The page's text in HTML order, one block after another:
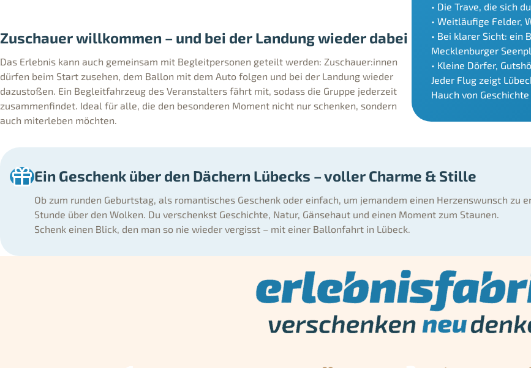
Zuschauer willkommen – und bei der Landung wieder dabei
Das Erlebnis kann auch gemeinsam mit Begleitpersonen geteilt werden: Zuschauer:innen
dürfen beim Start zusehen, dem Ballon mit dem Auto folgen und bei der Landung wieder
dazustoßen. Ein Begleitfahrzeug des Veranstalters fährt mit, sodass die Gruppe jederzeit
zusammenfindet. Ideal für alle, die den besonderen Moment nicht nur schenken, sondern
auch miterleben möchten.
• Die Trave, die sich
• Weitläufige Felder,
• Bei klarer Sicht: ein
Mecklenburger
• Kleine Dörfer,
Jeder Flug zeigt
Hauch von
Ein Geschenk über den Dächern Lübecks – voller Charme & Stille
Ob zum runden Geburtstag, als romantisches Geschenk oder einfach, um jemandem einen Herzenswunsch
Stunde über den Wolken. Du verschenkst Geschichte, Natur, Gänsehaut und einen Moment zum Staunen.
Schenk einen Blick, den man so nie wieder vergisst – mit einer Ballonfahrt in Lübeck.